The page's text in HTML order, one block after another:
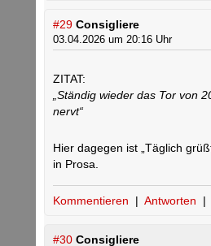
#29 Consigliere
03.04.2026 um 20:16 Uhr
ZITAT:
„Ständig wieder das Tor von
nervt“
Hier dagegen ist „Täglich
in Prosa.
Kommentieren | Antworten |
#30 Consigliere